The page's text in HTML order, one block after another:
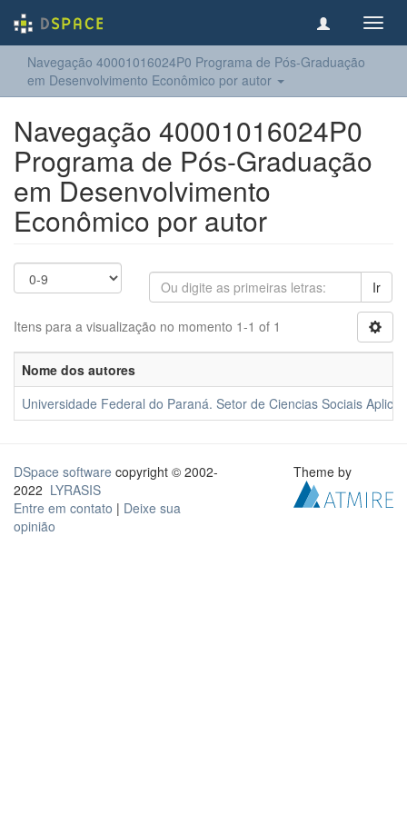
Navegação 40001016024P0 Programa de Pós-Graduação
em Desenvolvimento Econômico por autor
Navegação 40001016024P0
Programa de Pós-Graduação
em Desenvolvimento
Econômico por autor
Ir
Itens para a visualização no momento 1-1 of 1
Nome dos autores
Universidade Federal do Paraná. Setor de Ciencias Sociais
DSpace software copyright © 2002-
2022 LYRASIS
Entre em contato | Deixe sua
opinião
Theme by